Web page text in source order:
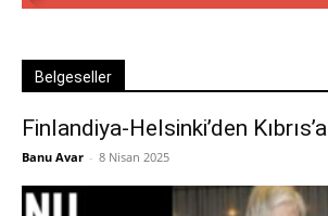
Belgeseller
Finlandiya-Helsinki’den Kıbrıs’a
Banu Avar - 8 Nisan 2025